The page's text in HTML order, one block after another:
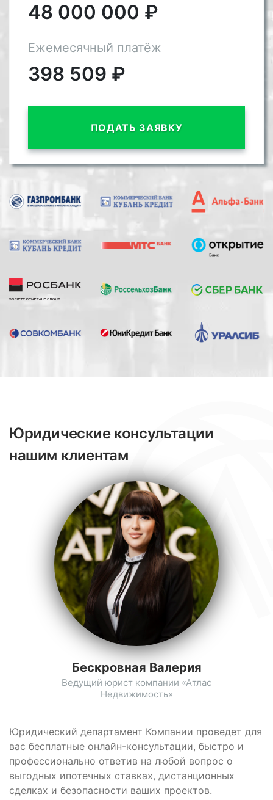
48 000 000 ₽
Ежемесячный платёж
398 509 ₽
ПОДАТЬ ЗАЯВКУ
Юридические консультации
нашим клиентам
Юридический департамент Компании проведет для
вас бесплатные онлайн-консультации, быстро и
профессионально ответив на любой вопрос о
выгодных ипотечных ставках, дистанционных
сделках и безопасности ваших проектов.
Бескровная Валерия
Ведущий юрист компании «Атлас
Недвижимость»